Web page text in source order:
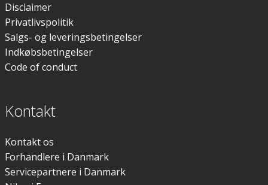
Disclaimer
Privatlivspolitik
Salgs- og leveringsbetingelser
Indkøbsbetingelser
Code of conduct
Kontakt
Kontakt os
Forhandlere i Danmark
Servicepartnere i Danmark